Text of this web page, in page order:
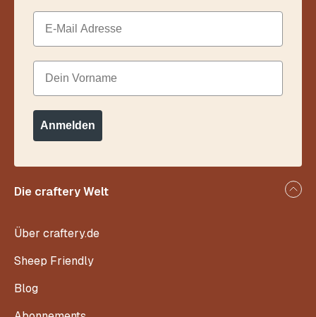
Die craftery Welt
Über craftery.de
Sheep Friendly
Blog
Email
Dein Vorname
Anmelden